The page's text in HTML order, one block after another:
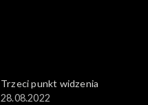
Trzeci punkt widzenia
28.08.2022